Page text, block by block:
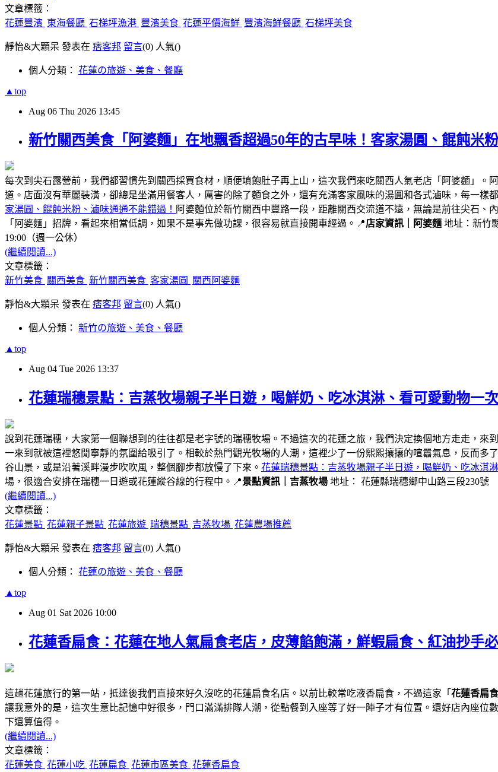
文章標籤：
花蓮豐濱 東海餐廳 石梯坪漁港 豐濱美食 花蓮平價海鮮 豐濱海鮮餐廳 石梯坪美食
靜怡&大顆呆 發表在 痞客邦 留言(0) 人氣()
個人分類： 花蓮の旅遊、美食、餐廳
▲top
Aug 06 Thu 2026 13:45
新竹關西美食「阿婆麵」在地飄香超過50年的古早味！客家湯圓、餛飩米
每次到尖石露營前，我們都習慣先到關西採買食材，順便填飽肚子再上山，這次我們來吃關西人氣老店「阿婆麵」。
道。店面沒有華麗裝潢，卻總是坐滿用餐客人，厲害的除了麵食之外，還有充滿客家風味的湯圓和各式滷味，每一樣
家湯圓、餛飩米粉、滷味通通不能錯過！ 阿婆麵位於新竹關西中豐路一段，距離關西交流道不遠，無論是前往尖石
「阿婆麵」招牌，看起來相當低調，如果不是事先做功課，很容易就直接開車經過。📍店家資訊｜阿婆麵 地址：新竹
19:00（週一公休）
(繼續閱讀...)
文章標籤：
新竹美食 關西美食 新竹關西美食 客家湯圓 關西阿婆麵
靜怡&大顆呆 發表在 痞客邦 留言(0) 人氣()
個人分類： 新竹の旅遊、美食、餐廳
▲top
Aug 04 Tue 2026 13:37
花蓮瑞穗景點：吉蒸牧場親子半日遊，喝鮮奶、吃冰淇淋、看可愛動物一次
說到花蓮瑞穗，大家第一個聯想到的往往都是老字號的瑞穗牧場。不過這次的花蓮之旅，我們決定換個地方走走，來
一來到就被這裡悠閒寧靜的氛圍給吸引了。相較於熱門觀光牧場的人潮，這裡少了一份熙熙攘攘的喧囂氣息，反而多
谷山景，或是沿著溪畔漫步吹吹風，整個腳步都放慢了下來。 花蓮瑞穗景點：吉蒸牧場親子半日遊，喝鮮奶、吃冰淇
場，很適合安排在瑞穗一日遊或花蓮縱谷線的行程中。📍景點資訊｜吉蒸牧場 地址： 花蓮縣瑞穗鄉中山路三段230號
(繼續閱讀...)
文章標籤：
花蓮景點 花蓮親子景點 花蓮旅遊 瑞穗景點 吉蒸牧場 花蓮農場推薦
靜怡&大顆呆 發表在 痞客邦 留言(0) 人氣()
個人分類： 花蓮の旅遊、美食、餐廳
▲top
Aug 01 Sat 2026 10:00
花蓮香扁食：花蓮在地人氣扁食老店，皮薄餡飽滿，鮮蝦扁食、紅油抄手必
這趟花蓮旅行的第一站，抵達後我們直接來好久沒吃的花蓮扁食名店。以前比較常吃液香扁食，不過這家「 花蓮香扁食
讓我意外的是，這次生意比記憶中好很多，門口滿滿排隊人潮，從點餐到入座等了好一陣子才有位置。還好店內座
下還算值得。
(繼續閱讀...)
文章標籤：
花蓮美食 花蓮小吃 花蓮扁食 花蓮市區美食 花蓮香扁食